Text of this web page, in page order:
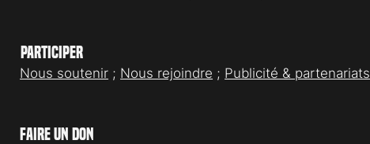
Participer
Nous soutenir ; Nous rejoindre ; Publicité & partenariats
faire un don